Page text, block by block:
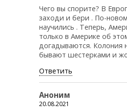
Чего вы спорите? В
заходи и бери . По-
научились . Теперь,
только в Америке об
догадываются. Колония
бывают шестерками и
Ответить
Аноним
20.08.2021